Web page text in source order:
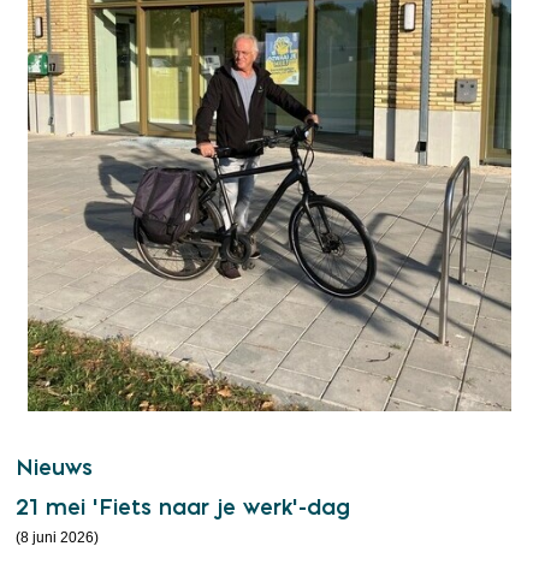
Nieuws
21 mei 'Fiets naar je werk'-dag
(8 juni 2026)